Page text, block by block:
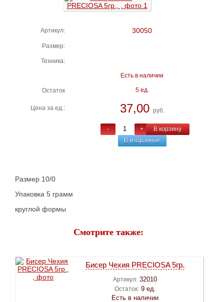
Артикул: 30050
Размер:
Техника:
Есть в наличии
Остаток 5 ед.
Цена за ед.: 37,00 руб.
- +
В корзину
В избранное
Размер 10/0
Упаковка 5 грамм
круглой формы
Смотрите также:
Бисер Чехия PRECIOSA 5гр.
Артикул: 32010
Остаток: 9 ед.
Есть в наличии